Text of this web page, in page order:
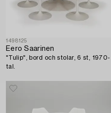
1498125
Eero Saarinen
"Tulip", bord och stolar, 6 st, 1970-
tal.